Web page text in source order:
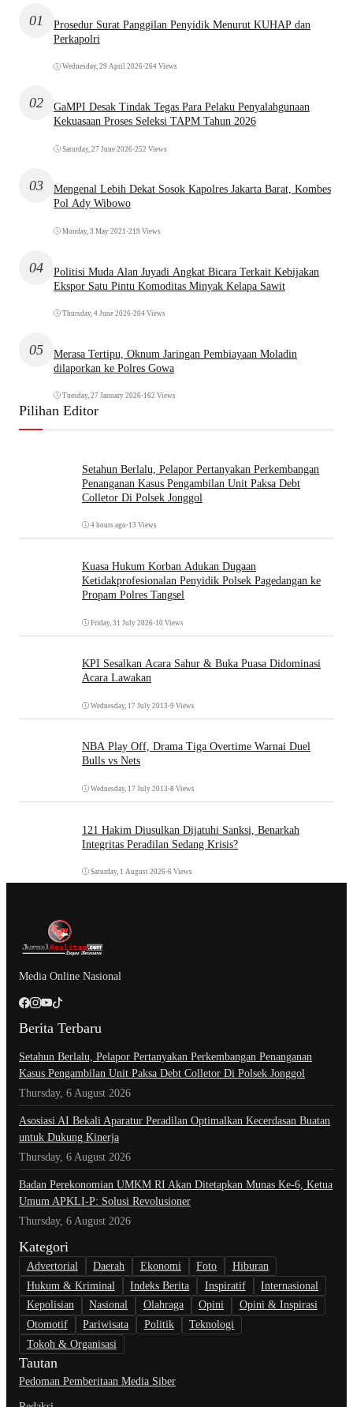
01
Prosedur Surat Panggilan Penyidik Menurut KUHAP dan
Perkapolri
Wednesday, 29 April 2026•264 Views
02
GaMPI Desak Tindak Tegas Para Pelaku Penyalahgunaan
Kekuasaan Proses Seleksi TAPM Tahun 2026
Saturday, 27 June 2026•252 Views
03
Mengenal Lebih Dekat Sosok Kapolres Jakarta Barat, Kombes
Pol Ady Wibowo
Monday, 3 May 2021 •219 Views
04
Politisi Muda Alan Juyadi Angkat Bicara Terkait Kebijakan
Ekspor Satu Pintu Komoditas Minyak Kelapa Sawit
Thursday, 4 June 2026•204 Views
05
Merasa Tertipu, Oknum Jaringan Pembiayaan Moladin
dilaporkan ke Polres Gowa
Tuesday, 27 January 2026•162 Views
Pilihan Editor
Setahun Berlalu, Pelapor Pertanyakan Perkembangan
Penanganan Kasus Pengambilan Unit Paksa Debt
Colletor Di Polsek Jonggol
4 hours ago •13 Views
Kuasa Hukum Korban Adukan Dugaan
Ketidakprofesionalan Penyidik Polsek Pagedangan ke
Propam Polres Tangsel
Friday, 31 July 2026•10 Views
KPI Sesalkan Acara Sahur & Buka Puasa Didominasi
Acara Lawakan
Wednesday, 17 July 2013 •9 Views
NBA Play Off, Drama Tiga Overtime Warnai Duel
Bulls vs Nets
Wednesday, 17 July 2013 •8 Views
121 Hakim Diusulkan Dijatuhi Sanksi, Benarkah
Integritas Peradilan Sedang Krisis?
Saturday, 1 August 2026•6 Views
Media Online Nasional
Berita Terbaru
Setahun Berlalu, Pelapor Pertanyakan Perkembangan Penanganan
Kasus Pengambilan Unit Paksa Debt Colletor Di Polsek Jonggol
Thursday, 6 August 2026
Asosiasi AI Bekali Aparatur Peradilan Optimalkan Kecerdasan Buatan
untuk Dukung Kinerja
Thursday, 6 August 2026
Badan Perekonomian UMKM RI Akan Ditetapkan Munas Ke-6, Ketua
Umum APKLI-P: Solusi Revolusioner
Thursday, 6 August 2026
Kategori
Advertorial Daerah Ekonomi Foto
Hiburan
Hukum & Kriminal
Indeks Berita Inspiratif
Internasional
Kepolisian
Nasional Olahraga Opini
Opini & Inspirasi
Otomotif
Pariwisata Politik
Teknologi
Tokoh & Organisasi
Tautan
Pedoman Pemberitaan Media Siber